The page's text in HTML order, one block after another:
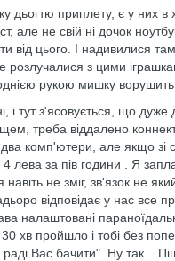
дьогтю приплету, є у них в
але не свій ні дочок
від цього. І надивилися
розлучалися з цими
рукою мишку
і тут з'ясовується, що
треба віддалено
комп'ютери, але якщо зі
лева за пів години . Я
навіть не зміг, зв'язок не
відповідає у нас все
налаштовані
хв пройшло і тобі без
Вас бачити". Ну так